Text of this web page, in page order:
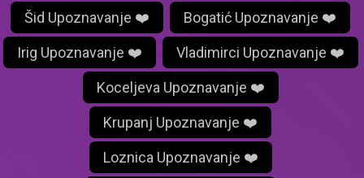
Šid Upoznavanje ❤️ Bogatić Upoznavanje ❤️
Irig Upoznavanje ❤️ Vladimirci Upoznavanje ❤️
Koceljeva Upoznavanje ❤️
Krupanj Upoznavanje ❤️
Loznica Upoznavanje ❤️